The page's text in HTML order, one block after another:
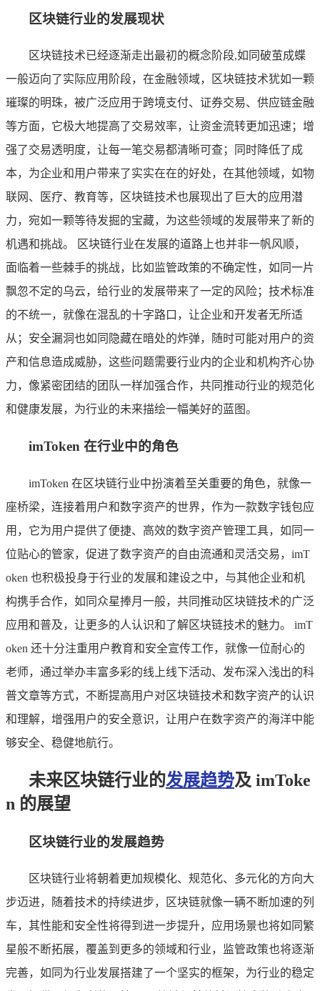
区块链行业的发展现状
区块链技术已经逐渐走出最初的概念阶段,如同破茧成蝶
一般迈向了实际应用阶段，在金融领域，区块链技术犹如一颗
璀璨的明珠，被广泛应用于跨境支付、证券交易、供应链金融
等方面，它极大地提高了交易效率，让资金流转更加迅速；增
强了交易透明度，让每一笔交易都清晰可查；同时降低了成
本，为企业和用户带来了实实在在的好处，在其他领域，如物
联网、医疗、教育等，区块链技术也展现出了巨大的应用潜
力，宛如一颗等待发掘的宝藏，为这些领域的发展带来了新的
机遇和挑战。 区块链行业在发展的道路上也并非一帆风顺，
面临着一些棘手的挑战，比如监管政策的不确定性，如同一片
飘忽不定的乌云，给行业的发展带来了一定的风险；技术标准
的不统一，就像在混乱的十字路口，让企业和开发者无所适
从；安全漏洞也如同隐藏在暗处的炸弹，随时可能对用户的资
产和信息造成威胁，这些问题需要行业内的企业和机构齐心协
力，像紧密团结的团队一样加强合作，共同推动行业的规范化
和健康发展，为行业的未来描绘一幅美好的蓝图。
imToken 在行业中的角色
imToken 在区块链行业中扮演着至关重要的角色，就像一
座桥梁，连接着用户和数字资产的世界，作为一款数字钱包应
用，它为用户提供了便捷、高效的数字资产管理工具，如同一
位贴心的管家，促进了数字资产的自由流通和灵活交易，imT
oken 也积极投身于行业的发展和建设之中，与其他企业和机
构携手合作，如同众星捧月一般，共同推动区块链技术的广泛
应用和普及，让更多的人认识和了解区块链技术的魅力。 imT
oken 还十分注重用户教育和安全宣传工作，就像一位耐心的
老师，通过举办丰富多彩的线上线下活动、发布深入浅出的科
普文章等方式，不断提高用户对区块链技术和数字资产的认识
和理解，增强用户的安全意识，让用户在数字资产的海洋中能
够安全、稳健地航行。
未来区块链行业的发展趋势及 imToke
n 的展望
区块链行业的发展趋势
区块链行业将朝着更加规模化、规范化、多元化的方向大
步迈进，随着技术的持续进步，区块链就像一辆不断加速的列
车，其性能和安全性将得到进一步提升，应用场景也将如同繁
星般不断拓展，覆盖到更多的领域和行业，监管政策也将逐渐
完善，如同为行业发展搭建了一个坚实的框架，为行业的稳定